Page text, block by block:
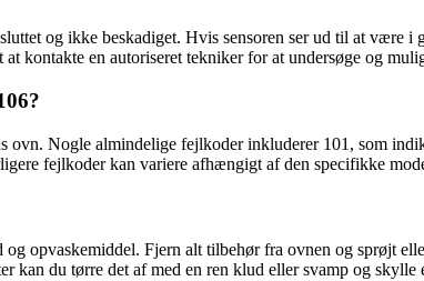
og ikke beskadiget. Hvis sensoren ser ud til at være i
kontakte en autoriseret tekniker for at undersøge og
Nogle almindelige fejlkoder inkluderer 101, som
fejlkoder kan variere afhængigt af den specifikke
opvaskemiddel. Fjern alt tilbehør fra ovnen og sprøjt
du tørre det af med en ren klud eller svamp og